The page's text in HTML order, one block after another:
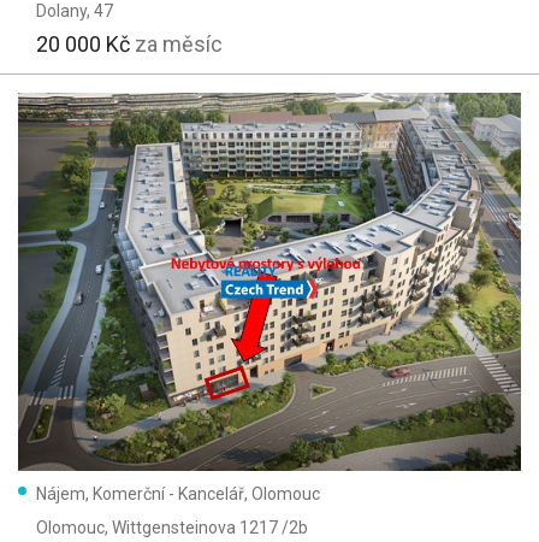
Dolany, 47
20 000 Kč za měsíc
Nájem, Komerční - Kancelář, Olomouc
Olomouc, Wittgensteinova 1217 /2b